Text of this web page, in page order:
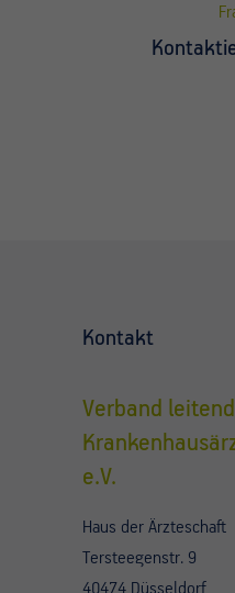
Kontakt
Verband
e.V.
Haus der Ärzteschaft
Tersteegenstr. 9
40474 Düsseldorf